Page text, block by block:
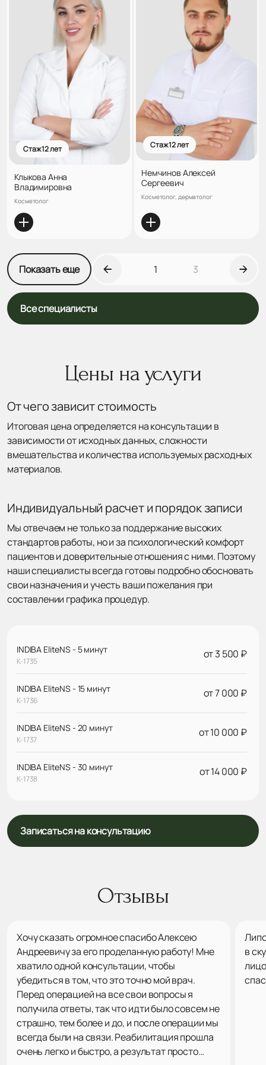
Стаж 12 лет
Клыкова Анна
Владимировна
Косметолог
Стаж 12 лет
Немчинов Алексей
Сергеевич
Косметолог, дерматолог
Показать еще 1 3
Все специалисты
Цены на услуги
От чего зависит стоимость
Итоговая цена определяется на консультации в
зависимости от исходных данных, сложности
вмешательства и количества используемых расходных
материалов.
Индивидуальный расчет и порядок записи
Мы отвечаем не только за поддержание высоких
стандартов работы, но и за психологический комфорт
пациентов и доверительные отношения с ними. Поэтому
наши специалисты всегда готовы подробно обосновать
свои назначения и учесть ваши пожелания при
составлении графика процедур.
INDIBA EliteNS - 5 минут
К-1735
от 3 500 ₽
INDIBA EliteNS - 15 минут
К-1736
от 7 000 ₽
INDIBA EliteNS - 20 минут
К-1737
от 10 000 ₽
INDIBA EliteNS - 30 минут
К-1738
от 14 000 ₽
Записаться на консультацию
Отзывы
Хочу сказать огромное спасибо Алексею
Андреевичу за его проделанную работу! Мне
хватило одной консультации, чтобы
убедиться в том, что это точно мой врач.
Перед операцией на все свои вопросы я
получила ответы, так что идти было совсем не
страшно, тем более и до, и после операции мы
всегда были на связи. Реабилитация прошла
очень легко и быстро, а результат просто
в